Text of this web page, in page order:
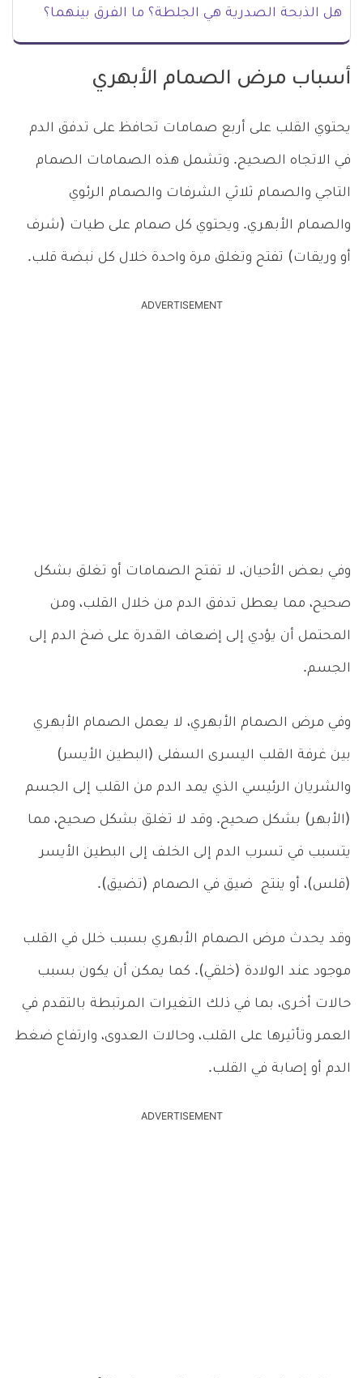
هل الذبحة الصدرية هي الجلطة؟ ما الفرق بينهما؟
أسباب مرض الصمام الأبهري
يحتوي القلب على أربع صمامات تحافظ على تدفق الدم
في الاتجاه الصحيح. وتشمل هذه الصمامات الصمام
التاجي والصمام ثلاثي الشرفات والصمام الرئوي
والصمام الأبهري. ويحتوي كل صمام على طيات (شرف
أو وريقات) تفتح وتغلق مرة واحدة خلال كل نبضة قلب.
ADVERTISEMENT
وفي بعض الأحيان، لا تفتح الصمامات أو تغلق بشكل
صحيح، مما يعطل تدفق الدم من خلال القلب، ومن
المحتمل أن يؤدي إلى إضعاف القدرة على ضخ الدم إلى
الجسم.
وفي مرض الصمام الأبهري، لا يعمل الصمام الأبهري
بين غرفة القلب اليسرى السفلى (البطين الأيسر)
والشريان الرئيسي الذي يمد الدم من القلب إلى الجسم
(الأبهر) بشكل صحيح. وقد لا تغلق بشكل صحيح، مما
يتسبب في تسرب الدم إلى الخلف إلى البطين الأيسر
(قلس)، أو ينتج ضيق في الصمام (تضيق).
وقد يحدث مرض الصمام الأبهري بسبب خلل في القلب
موجود عند الولادة (خلقي). كما يمكن أن يكون بسبب
حالات أخرى، بما في ذلك التغيرات المرتبطة بالتقدم في
العمر وتأثيرها على القلب، وحالات العدوى، وارتفاع ضغط
الدم أو إصابة في القلب.
ADVERTISEMENT